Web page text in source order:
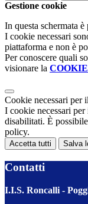
Gestione cookie
In questa schermata
I cookie necessari
piattaforma e non è
Per conoscere quali
visionare la
Cookie necessari per
I cookie necessari
disabilitati. È
policy.
Accetta tutti Salva
Contatti
I.I.S. Roncalli -